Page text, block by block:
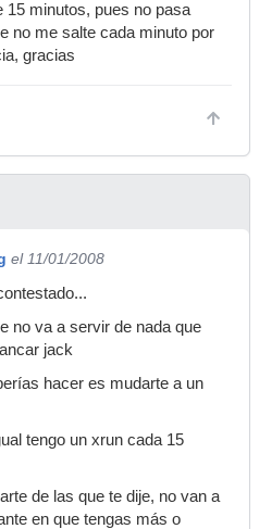
15 minutos, pues no pasa
no me salte cada minuto por
gracias
el 11/01/2008
no va a servir de nada que
jack
hacer es mudarte a un
tengo un xrun cada 15
de las que te dije, no van a
en que tengas más o